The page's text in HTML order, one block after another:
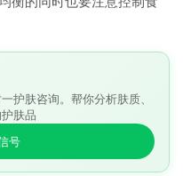
护肤咨询。帮你分析肤质、
肤品
号